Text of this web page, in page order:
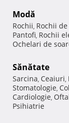
Modă
Rochii, Rochii
Pantofi, Rochii
Ochelari de
Sănătate
Sarcina, Ceaiuri,
Stomatologie,
Cardiologie,
Psihiatrie